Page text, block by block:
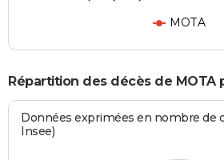
MOTA
Répartition des décès de MOTA
Données exprimées en nombre de
Insee)